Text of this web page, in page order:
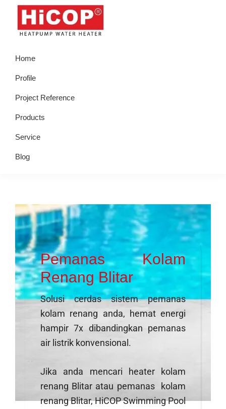
Skip
primary
Skip
Skip
primary
Skip
footer
Water
Heater
Home
Profile
Project Reference
Products
Service
Blog
Pemanas Kolam
Renang Blitar
Solusi cerdas sistem pemanas
kolam renang anda, hemat energi
hampir 7x dibandingkan pemanas
air listrik konvensional.
Jika anda mencari heater kolam
renang Blitar atau pemanas kolam
renang Blitar, HiCOP Swimming Pool